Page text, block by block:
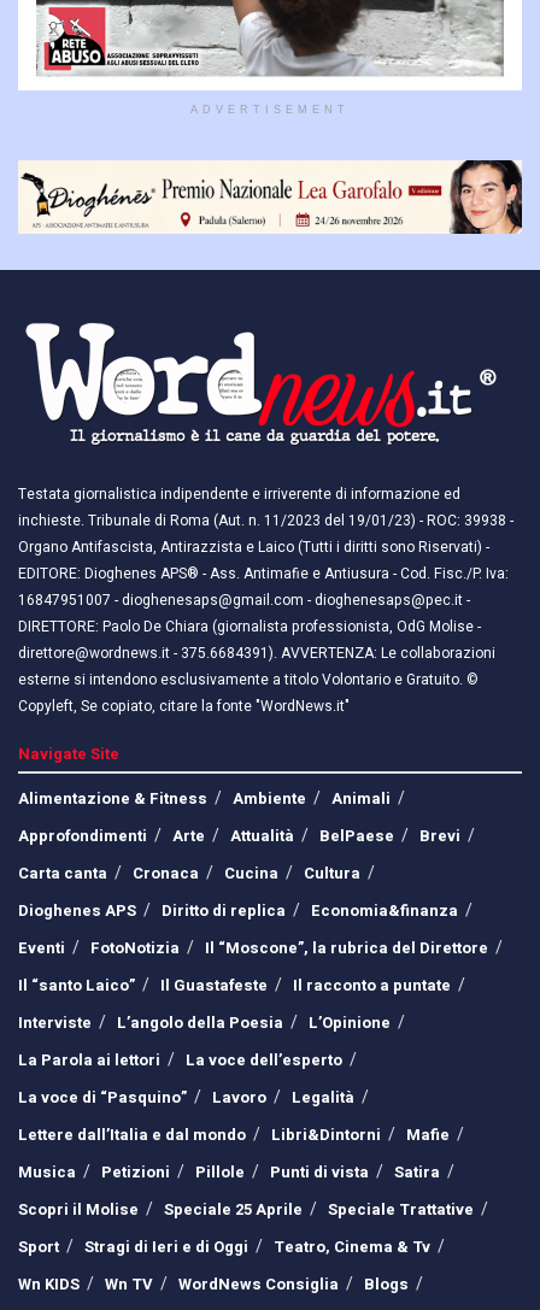
ADVERTISEMENT
Testata giornalistica indipendente e irriverente di informazione ed
inchieste. Tribunale di Roma (Aut. n. 11/2023 del 19/01/23) - ROC: 39938 -
Organo Antifascista, Antirazzista e Laico (Tutti i diritti sono Riservati) -
EDITORE: Dioghenes APS® - Ass. Antimafie e Antiusura - Cod. Fisc./P. Iva:
16847951007 - dioghenesaps@gmail.com - dioghenesaps@pec.it - ​​
DIRETTORE: Paolo De Chiara (giornalista professionista, OdG Molise -
direttore@wordnews.it - ​​375.6684391). AVVERTENZA: Le collaborazioni
esterne si intendono esclusivamente a titolo Volontario e Gratuito. ©
Copyleft, Se copiato, citare la fonte "WordNews.it"
Navigate Site
Alimentazione & Fitness
Ambiente
Animali
Approfondimenti
Arte Attualità BelPaese
Brevi
Carta canta
Cronaca Cucina
Cultura
Dioghenes APS
Diritto di replica
Economia&finanza
Eventi
FotoNotizia
Il “Moscone”, la rubrica del Direttore
Il “santo Laico”
Il Guastafeste
Il racconto a puntate
Interviste
L’angolo della Poesia
L’Opinione
La Parola ai lettori
La voce dell’esperto
La voce di “Pasquino”
Lavoro
Legalità
Lettere dall’Italia e dal mondo
Libri&Dintorni
Mafie
Musica
Petizioni Pillole Punti di vista
Satira
Scopri il Molise
Speciale 25 Aprile
Speciale Trattative
Sport
Stragi di Ieri e di Oggi
Teatro, Cinema & Tv
Wn KIDS
Wn TV WordNews Consiglia Blogs